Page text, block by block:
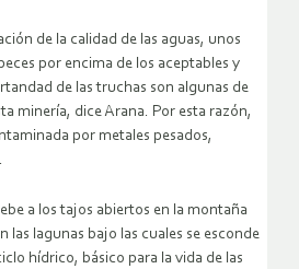
de la calidad de las aguas, unos
por encima de los aceptables y
de las truchas son algunas de
minería, dice Arana. Por esta razón,
por metales pesados,
a los tajos abiertos en la montaña
las lagunas bajo las cuales se esconde
hídrico, básico para la vida de las